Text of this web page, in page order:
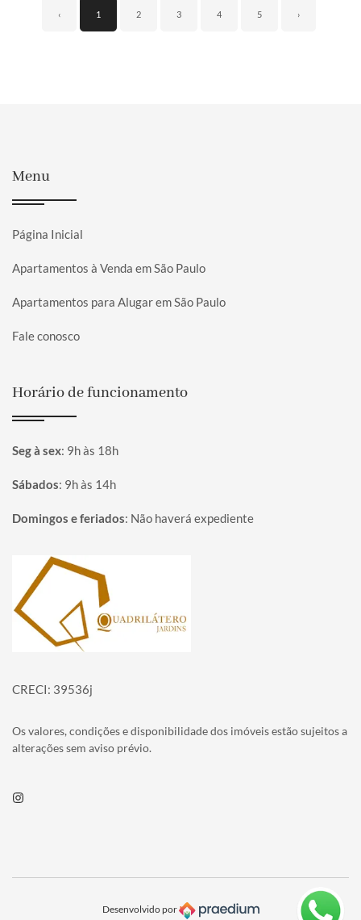
‹ 1 2 3 4 5 ›
Menu
Página Inicial
Apartamentos à Venda em São Paulo
Apartamentos para Alugar em São Paulo
Fale conosco
Horário de funcionamento
Seg à sex: 9h às 18h
Sábados: 9h às 14h
Domingos e feriados: Não haverá expediente
Página inicial
CRECI: 39536j
Os valores, condições e disponibilidade dos imóveis estão sujeitos a
alterações sem aviso prévio.
Instagram
Desenvolvido por